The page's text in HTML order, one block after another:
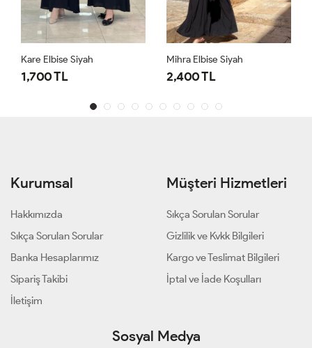
Kare Elbise Siyah
1,700 TL
Mihra Elbise Siyah
2,400 TL
Kurumsal
Hakkımızda
Sıkça Sorulan Sorular
Banka Hesaplarımız
Sipariş Takibi
İletişim
Müşteri Hizmetleri
Sıkça Sorulan Sorular
Gizlilik ve Kvkk Bilgileri
Kargo ve Teslimat Bilgileri
İptal ve İade Koşulları
Sosyal Medya